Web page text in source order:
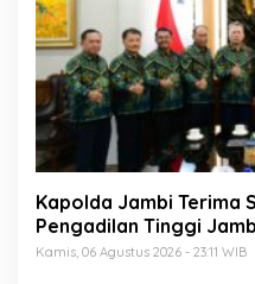
Kapolda Jambi Terima
Pengadilan Tinggi
Lembaga Penegak
Kamis, 06 Agustus 2026 - 23:11 WIB